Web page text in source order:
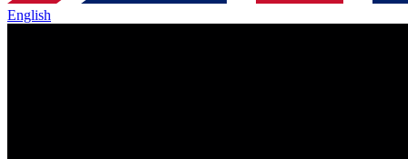
English